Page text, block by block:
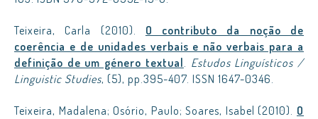
Teixeira, Carla (2010). O contributo da noção de
coerência e de unidades verbais e não verbais para a
definição de um género textual. Estudos Linguísticos /
Linguistic Studies, (5), pp.395-407. ISSN 1647-0346.
Teixeira, Madalena; Osório, Paulo; Soares, Isabel (2010). O